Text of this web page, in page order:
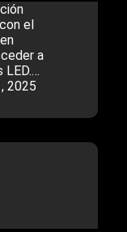
el
a
LED.…
2025